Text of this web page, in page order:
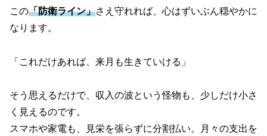
この「防衛ライン」さえ守れれば、心はずいぶん穏やかに
なります。
「これだけあれば、来月も生きていける」
そう思えるだけで、収入の波という怪物も、少しだけ小さ
く見えるのです。
スマホや家電も、見栄を張らずに分割払い。月々の支出を